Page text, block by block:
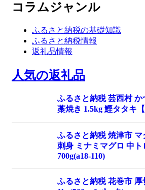
コラムジャンル
ふるさと納税の基礎知識
ふるさと納税情報
返礼品情報
人気の返礼品
ふるさと納税 芸西村 か
藁焼き 1.5kg 鰹タタキ
ふるさと納税 焼津市 マ
刺身 ミナミマグロ 中
700g(a18-110)
ふるさと納税 花巻市